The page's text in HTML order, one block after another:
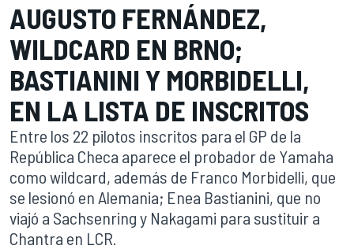
AUGUSTO FERNÁNDEZ,
WILDCARD EN BRNO;
BASTIANINI Y MORBIDELLI,
EN LA LISTA DE INSCRITOS
Entre los 22 pilotos inscritos para el GP de la
República Checa aparece el probador de Yamaha
como wildcard, además de Franco Morbidelli, que
se lesionó en Alemania; Enea Bastianini, que no
viajó a Sachsenring y Nakagami para sustituir a
Chantra en LCR.